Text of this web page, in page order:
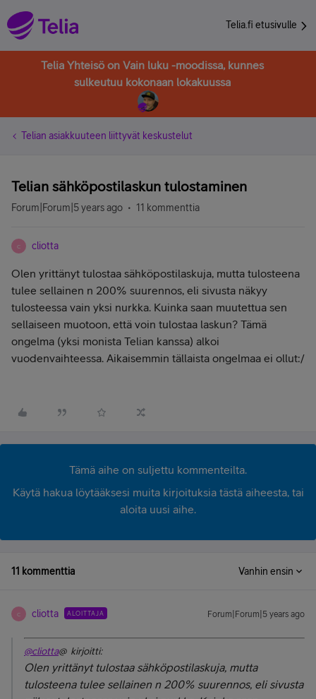
Telia.fi etusivulle
Telia Yhteisö on Vain luku -moodissa, kunnes
sulkeutuu kokonaan lokakuussa
Telian asiakkuuteen liittyvät keskustelut
Telian sähköpostilaskun tulostaminen
Forum|Forum|5 years ago 11 kommenttia
C cliotta
Olen yrittänyt tulostaa sähköpostilaskuja, mutta tulosteena
tulee sellainen n 200% suurennos, eli sivusta näkyy
tulosteessa vain yksi nurkka. Kuinka saan muutettua sen
sellaiseen muotoon, että voin tulostaa laskun? Tämä
ongelma (yksi monista Telian kanssa) alkoi
vuodenvaihteessa. Aikaisemmin tällaista ongelmaa ei ollut:/
Tämä aihe on suljettu kommenteilta.
Käytä hakua löytääksesi muita kirjoituksia tästä aiheesta, tai
aloita uusi aihe.
11 kommenttia Vanhin ensin
C cliotta ALOITTAJA Forum|Forum|5 years ago
@cliotta@ kirjoitti:
Olen yrittänyt tulostaa sähköpostilaskuja, mutta
tulosteena tulee sellainen n 200% suurennos, eli sivusta